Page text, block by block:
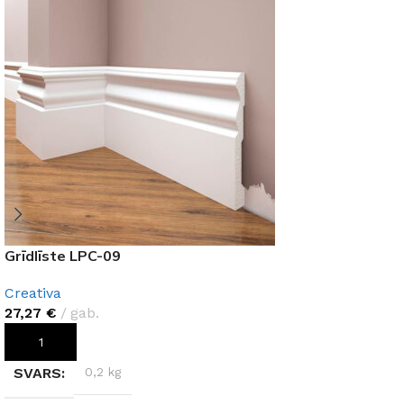
Grīdlīste LPC-09
Creativa
27,27 € gab.
PIEVIENOT GROZAM
SVARS 0,2 kg